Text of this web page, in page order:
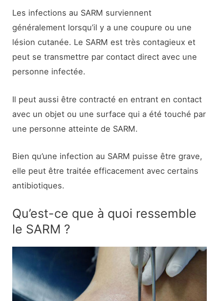
Les infections au SARM surviennent
généralement lorsqu’il y a une coupure ou une
lésion cutanée. Le SARM est très contagieux et
peut se transmettre par contact direct avec une
personne infectée.
Il peut aussi être contracté en entrant en contact
avec un objet ou une surface qui a été touché par
une personne atteinte de SARM.
Bien qu’une infection au SARM puisse être grave,
elle peut être traitée efficacement avec certains
antibiotiques.
Qu’est-ce que à quoi ressemble
le SARM ?